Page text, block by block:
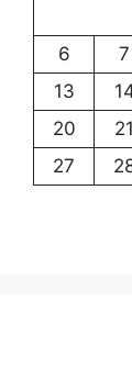
6
7
13
20
21
27